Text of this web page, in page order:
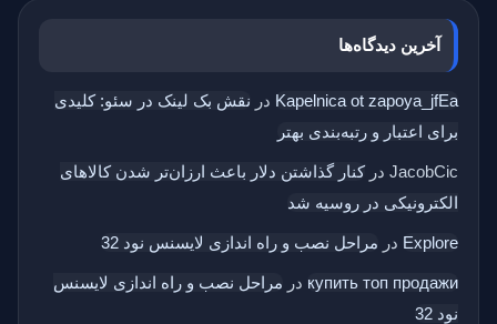
آخرین دیدگاه‌ها
Kapelnica ot zapoya_jfEa در نقش بک‌ لینک در سئو: کلیدی
برای اعتبار و رتبه‌بندی بهتر
JacobCic درکنار گذاشتن دلار باعث ارزان‌تر شدن کالاهای
الکترونیکی در روسیه شد
Explore در مراحل نصب و راه اندازی لایسنس نود 32
купить топ продажи در مراحل نصب و راه اندازی لایسنس
نود 32